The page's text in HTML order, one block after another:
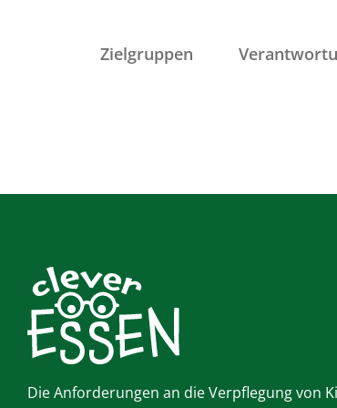
Zielgruppen
Die Anforderungen an die Verpflegung von